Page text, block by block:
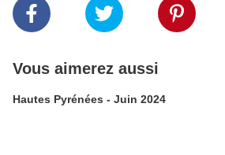
Vous aimerez aussi
Hautes Pyrénées - Juin 2024